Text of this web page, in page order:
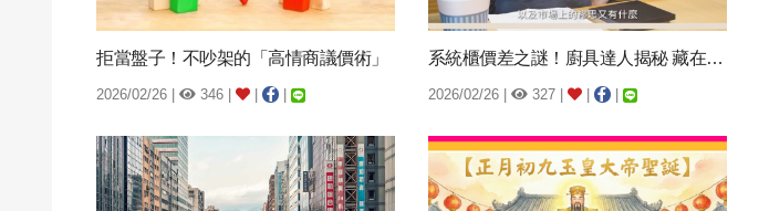
拒當盤子！不吵架的「高情商議價術」
2026/02/26 | 346 |
系統櫃價差之謎！廚具達人揭秘 藏在櫥櫃裡、...
2026/02/26 | 327 | | |